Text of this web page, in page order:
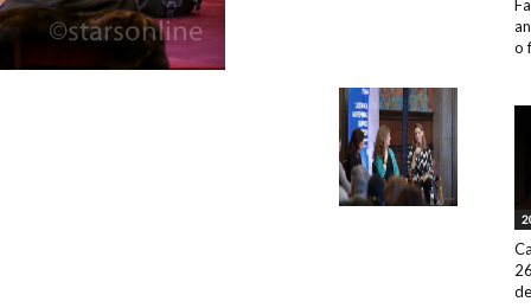
o